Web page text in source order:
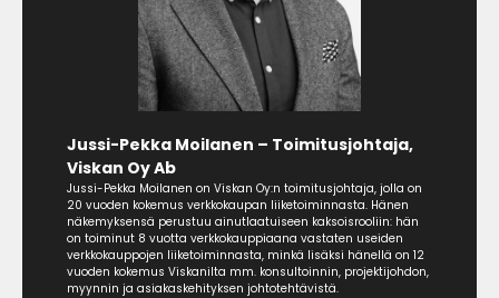
Jussi-Pekka Moilanen – Toimitusjohtaja,
Viskan Oy Ab
Jussi-Pekka Moilanen on Viskan Oy:n toimitusjohtaja, jolla on
20 vuoden kokemus verkkokaupan liiketoiminnasta. Hänen
näkemyksensä perustuu ainutlaatuiseen kaksoisrooliin: hän
on toiminut 8 vuotta verkkokauppiaana vastaten useiden
verkkokauppojen liiketoiminnasta, minkä lisäksi hänellä on 12
vuoden kokemus Viskanilta mm. konsultoinnin, projektijohdon,
myynnin ja asiakaskehityksen johtotehtävistä.